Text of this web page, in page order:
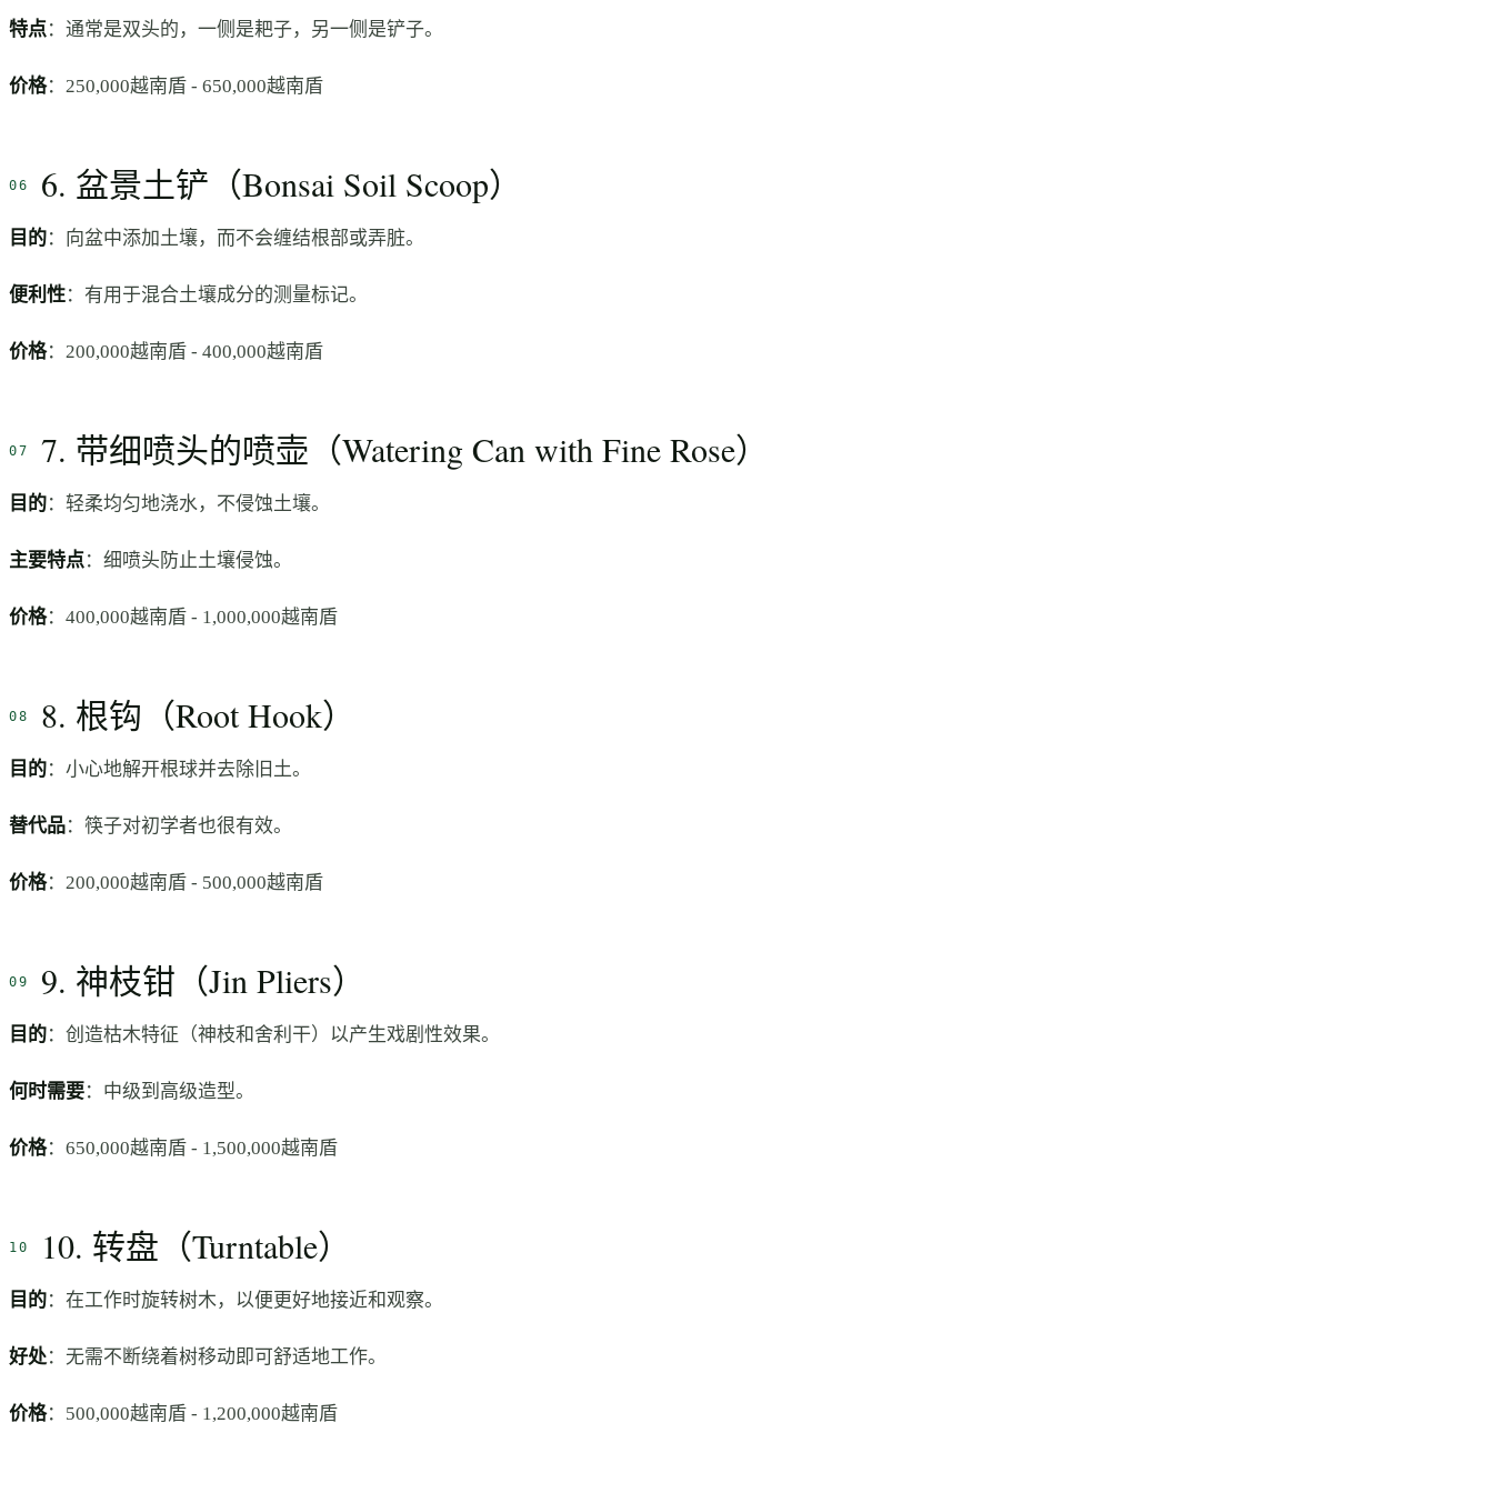
特点：通常是双头的，一侧是耙子，另一侧是铲子。
价格：250,000越南盾 - 650,000越南盾
6. 盆景土铲（Bonsai Soil Scoop）
目的：向盆中添加土壤，而不会缠结根部或弄脏。
便利性：有用于混合土壤成分的测量标记。
价格：200,000越南盾 - 400,000越南盾
7. 带细喷头的喷壶（Watering Can with Fine Rose）
目的：轻柔均匀地浇水，不侵蚀土壤。
主要特点：细喷头防止土壤侵蚀。
价格：400,000越南盾 - 1,000,000越南盾
8. 根钩（Root Hook）
目的：小心地解开根球并去除旧土。
替代品：筷子对初学者也很有效。
价格：200,000越南盾 - 500,000越南盾
9. 神枝钳（Jin Pliers）
目的：创造枯木特征（神枝和舍利干）以产生戏剧性效果。
何时需要：中级到高级造型。
价格：650,000越南盾 - 1,500,000越南盾
10. 转盘（Turntable）
目的：在工作时旋转树木，以便更好地接近和观察。
好处：无需不断绕着树移动即可舒适地工作。
价格：500,000越南盾 - 1,200,000越南盾